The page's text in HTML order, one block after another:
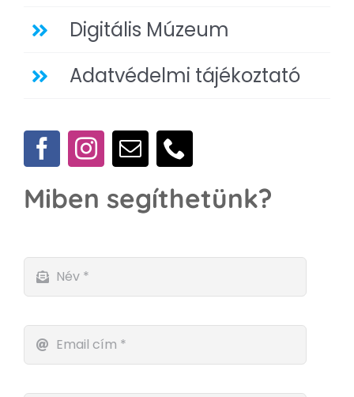
Digitális Múzeum
Adatvédelmi tájékoztató
Miben segíthetünk?